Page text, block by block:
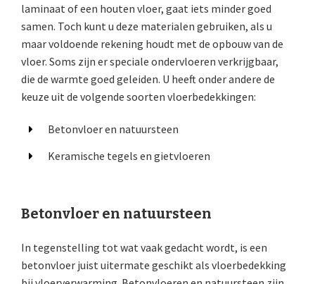
laminaat of een houten vloer, gaat iets minder goed
samen. Toch kunt u deze materialen gebruiken, als u
maar voldoende rekening houdt met de opbouw van de
vloer. Soms zijn er speciale ondervloeren verkrijgbaar,
die de warmte goed geleiden. U heeft onder andere de
keuze uit de volgende soorten vloerbedekkingen:
Betonvloer en natuursteen
Keramische tegels en gietvloeren
Betonvloer en natuursteen
In tegenstelling tot wat vaak gedacht wordt, is een
betonvloer juist uitermate geschikt als vloerbedekking